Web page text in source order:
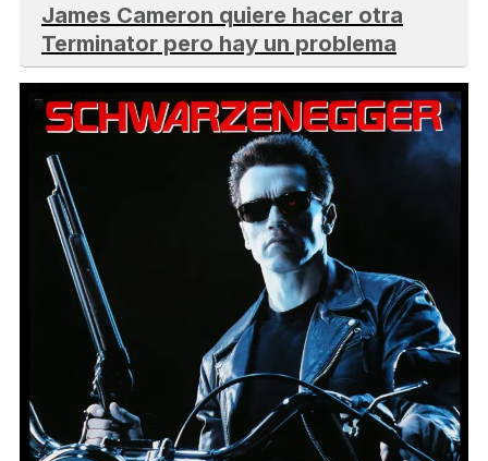
James Cameron quiere hacer otra
Terminator pero hay un problema